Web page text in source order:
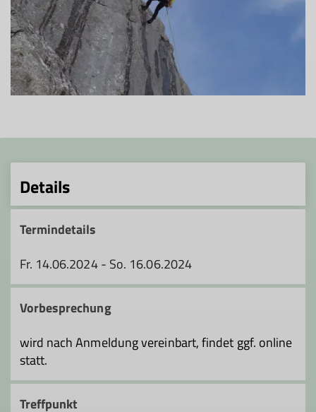
Details
Termindetails
Fr. 14.06.2024 - So. 16.06.2024
Vorbesprechung
wird nach Anmeldung vereinbart, findet ggf. online
statt.
Treffpunkt